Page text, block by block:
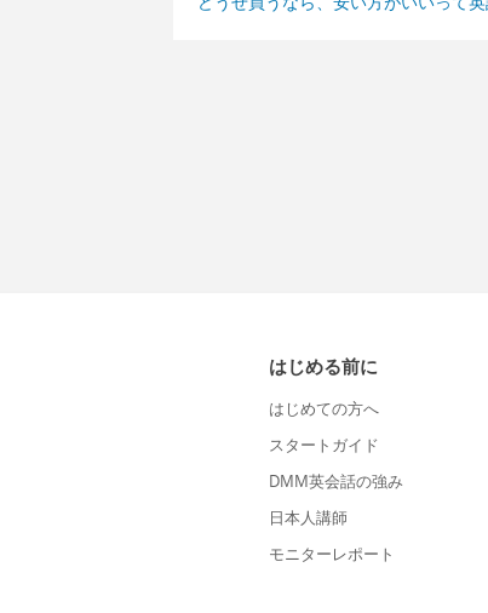
はじめる前に
はじめての方へ
スタートガイド
DMM英会話の強み
日本人講師
モニターレポート